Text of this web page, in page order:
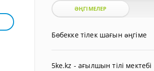
ӘҢГІМЕЛЕР
Бөбекке тілек шағын əңгіме
5ke.kz - ағылшын тілі мектебі